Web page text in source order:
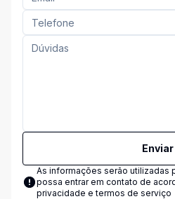
Enviar
As informações serão utilizadas
possa entrar em contato de
privacidade e termos de serviço